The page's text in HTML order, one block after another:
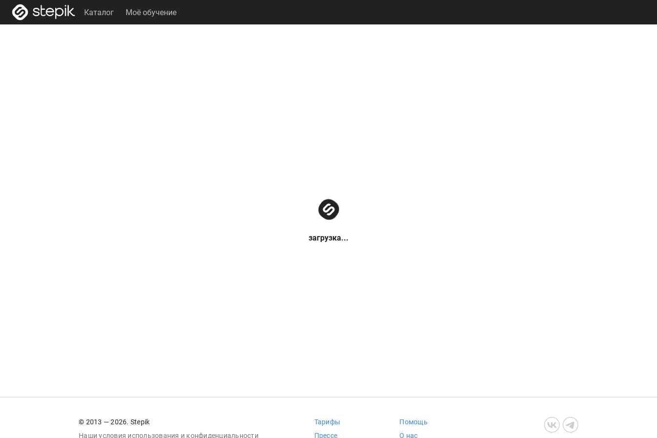
Каталог Моё обучение
загрузка...
© 2013 — 2026. Stepik
Наши условия использования и конфиденциальности
Тарифы
Прессе
Помощь
О нас